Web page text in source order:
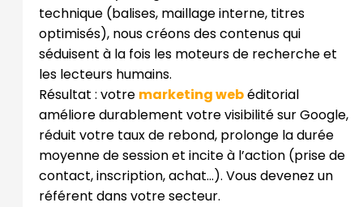
technique (balises, maillage interne, titres
optimisés), nous créons des contenus qui
séduisent à la fois les moteurs de recherche et
les lecteurs humains.
Résultat : votre marketing webéditorial
améliore durablement votre visibilité sur Google,
réduit votre taux de rebond, prolonge la durée
moyenne de session et incite à l’action (prise de
contact, inscription, achat…). Vous devenez un
référent dans votre secteur.